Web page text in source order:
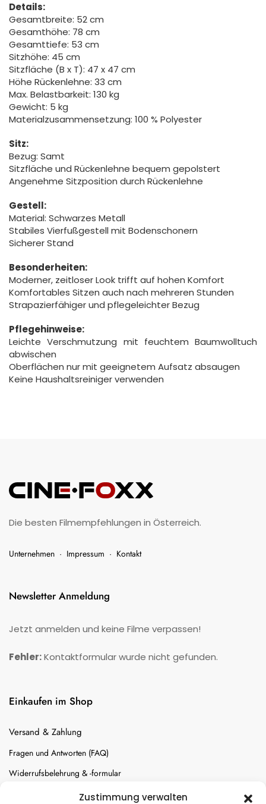
Zustimmung verwalten
Details:
Gesamtbreite: 52 cm
Gesamthöhe: 78 cm
Gesamttiefe: 53 cm
Sitzhöhe: 45 cm
Sitzfläche (B x T): 47 x 47 cm
Höhe Rückenlehne: 33 cm
Max. Belastbarkeit: 130 kg
Gewicht: 5 kg
Materialzusammensetzung: 100 % Polyester
Sitz:
Bezug: Samt
Sitzfläche und Rückenlehne bequem gepolstert
Angenehme Sitzposition durch Rückenlehne
Gestell:
Material: Schwarzes Metall
Stabiles Vierfußgestell mit Bodenschonern
Sicherer Stand
Besonderheiten:
Moderner, zeitloser Look trifft auf hohen Komfort
Komfortables Sitzen auch nach mehreren Stunden
Strapazierfähiger und pflegeleichter Bezug
Pflegehinweise:
Leichte Verschmutzung mit feuchtem Baumwolltuch
abwischen
Oberflächen nur mit geeignetem Aufsatz absaugen
Keine Haushaltsreiniger verwenden
Die besten Filmempfehlungen in Österreich.
Unternehmen · Impressum · Kontakt
Newsletter Anmeldung
Jetzt anmelden und keine Filme verpassen!
Fehler:Kontaktformular wurde nicht gefunden.
Einkaufen im Shop
Versand & Zahlung
Fragen und Antworten (FAQ)
Widerrufsbelehrung & -formular
Batterien-Entsorgung